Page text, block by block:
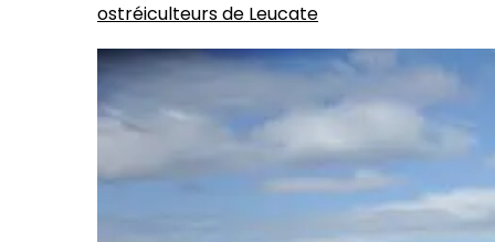
ostréiculteurs de Leucate